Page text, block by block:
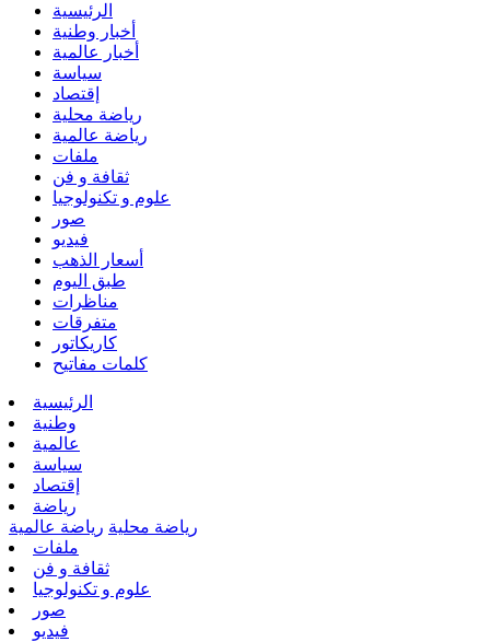
الرئيسية
أخبار وطنية
أخبار عالمية
سياسة
إقتصاد
رياضة محلية
رياضة عالمية
ملفات
ثقافة و فن
علوم و تكنولوجيا
صور
فيديو
أسعار الذهب
طبق اليوم
مناظرات
متفرقات
كاريكاتور
كلمات مفاتيح
الرئيسية
وطنية
عالمية
سياسة
إقتصاد
رياضة
رياضة محلية رياضة عالمية
ملفات
ثقافة و فن
علوم و تكنولوجيا
صور
فيديو